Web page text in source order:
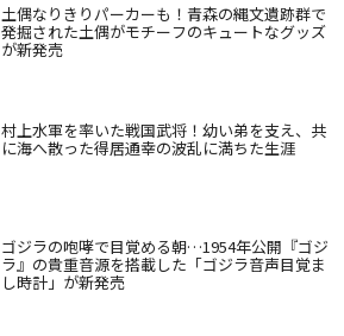
土偶なりきりパーカーも！青森の縄文遺跡群で
発掘された土偶がモチーフのキュートなグッズ
が新発売
村上水軍を率いた戦国武将！幼い弟を支え、共
に海へ散った得居通幸の波乱に満ちた生涯
ゴジラの咆哮で目覚める朝…1954年公開『ゴジ
ラ』の貴重音源を搭載した「ゴジラ音声目覚ま
し時計」が新発売